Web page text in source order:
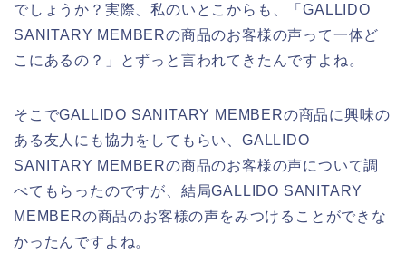
でしょうか？実際、私のいとこからも、「GALLIDO
SANITARY MEMBERの商品のお客様の声って一体ど
こにあるの？」とずっと言われてきたんですよね。
そこでGALLIDO SANITARY MEMBERの商品に興味の
ある友人にも協力をしてもらい、GALLIDO
SANITARY MEMBERの商品のお客様の声について調
べてもらったのですが、結局GALLIDO SANITARY
MEMBERの商品のお客様の声をみつけることができな
かったんですよね。